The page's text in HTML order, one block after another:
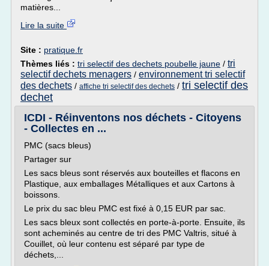
matières...
Lire la suite
Site : pratique.fr
Thèmes liés : tri selectif des dechets poubelle jaune / tri
selectif dechets menagers / environnement tri selectif
des dechets / affiche tri selectif des dechets / tri selectif des
dechet
ICDI - Réinventons nos déchets - Citoyens
- Collectes en ...
PMC (sacs bleus)
Partager sur
Les sacs bleus sont réservés aux bouteilles et flacons en
Plastique, aux emballages Métalliques et aux Cartons à
boissons.
Le prix du sac bleu PMC est fixé à 0,15 EUR par sac.
Les sacs bleux sont collectés en porte-à-porte. Ensuite, ils
sont acheminés au centre de tri des PMC Valtris, situé à
Couillet, où leur contenu est séparé par type de
déchets,...